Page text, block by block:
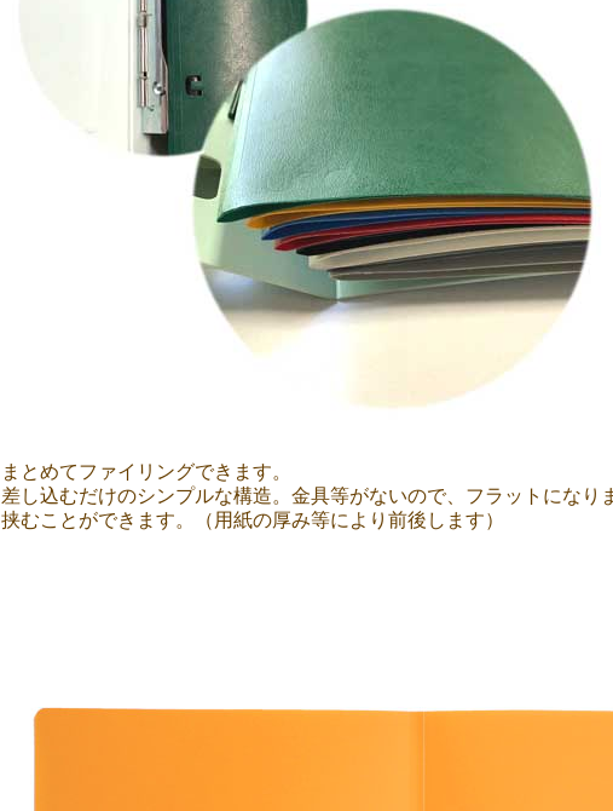
まとめてファイリングできます。
差し込むだけのシンプルな構造。金具等がないので、フラットになり
挟むことができます。（用紙の厚み等により前後します）